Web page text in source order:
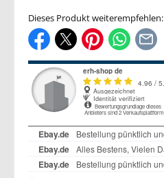
Dieses Produkt weiterempfehlen: